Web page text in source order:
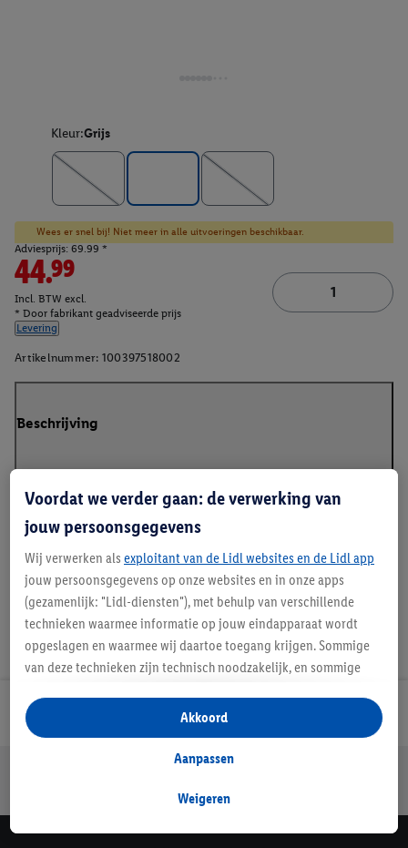
Kleur:Grijs
Wees er snel bij! Niet meer in alle uitvoeringen beschikbaar.
Adviesprijs: 69.99 *
44.99
Incl. BTW excl.
* Door fabrikant geadviseerde prijs
Levering
Artikelnummer: 100397518002
Beschrijving
Handleidingen en downloads
Lidl Nieuwsbrief
Jouw voordelen bij ons als Lidl webshop klant
Veilig winkelen
Voordat we verder gaan: de verwerking van
jouw persoonsgegevens
Wij verwerken als exploitant van de Lidl websites en de Lidl app
jouw persoonsgegevens op onze websites en in onze apps
(gezamenlijk: "Lidl-diensten"), met behulp van verschillende
technieken waarmee informatie op jouw eindapparaat wordt
opgeslagen en waarmee wij daartoe toegang krijgen. Sommige
van deze technieken zijn technisch noodzakelijk, en sommige
opslaan van voorkeursinstellingen, het verzamelen en
analyseren van statistieken of voor het tonen van
gepersonaliseerde reclame binnen en buiten de Lidl-diensten.
gegevens over jouw aankoopgedrag in de winkel ook voor de
Weigeren
Aanpassen
Akkoord